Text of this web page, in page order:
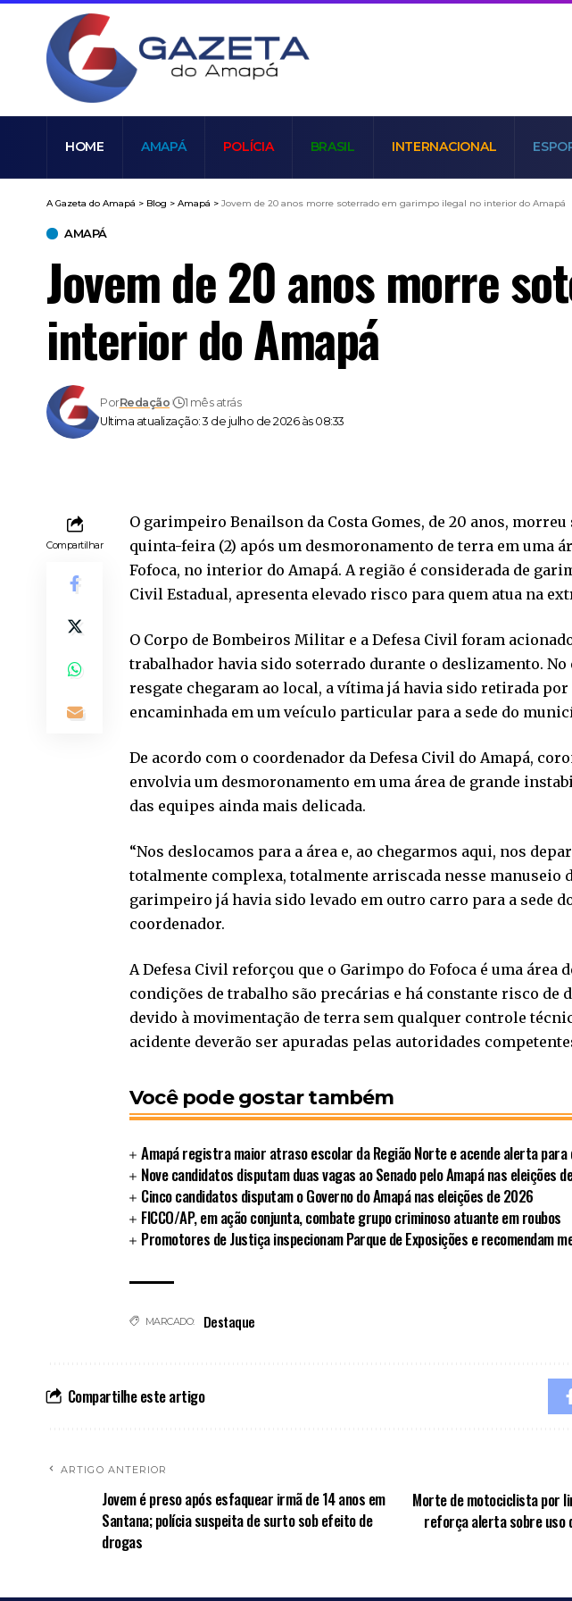
HOME AMAPÁ POLÍCIA BRASIL INTERNACIONAL
A Gazeta do Amapá > Blog > Amapá > Jovem de 20 anos morre soterrado em garimpo ilegal no interior do Amapá
AMAPÁ
Jovem de 20 anos morre
interior do Amapá
Ultima atualização: 3 de julho de 2026 às 08:33
PorRedação 1 mês atrás
Compartilhar
O garimpeiro Benailson da Costa Gomes, de 20 anos,
quinta-feira (2) após um desmoronamento de terra em uma
Fofoca, no interior do Amapá. A região é considerada de
Civil Estadual, apresenta elevado risco para quem atua na
O Corpo de Bombeiros Militar e a Defesa Civil foram
trabalhador havia sido soterrado durante o deslizamento. No
resgate chegaram ao local, a vítima já havia sido retirada
encaminhada em um veículo particular para a sede do
De acordo com o coordenador da Defesa Civil do Amapá,
envolvia um desmoronamento em uma área de grande
das equipes ainda mais delicada.
“Nos deslocamos para a área e, ao chegarmos aqui, nos
totalmente complexa, totalmente arriscada nesse manuseio
garimpeiro já havia sido levado em outro carro para a sede
coordenador.
A Defesa Civil reforçou que o Garimpo do Fofoca é uma área
condições de trabalho são precárias e há constante risco de
devido à movimentação de terra sem qualquer controle
acidente deverão ser apuradas pelas autoridades
Você pode gostar também
Amapá registra maior atraso escolar da Região Norte e acende alerta para
Nove candidatos disputam duas vagas ao Senado pelo Amapá nas eleições
Cinco candidatos disputam o Governo do Amapá nas eleições de 2026
FICCO/AP, em ação conjunta, combate grupo criminoso atuante em roubos
Promotores de Justiça inspecionam Parque de Exposições e recomendam
MARCADO: Destaque
Compartilhe este artigo
ARTIGO ANTERIOR
Jovem é preso após esfaquear irmã de 14 anos em
Santana; polícia suspeita de surto sob efeito de
drogas
Morte de motociclista por
reforça alerta sobre uso